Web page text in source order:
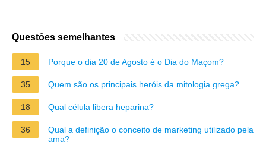
Questões semelhantes
15 Porque o dia 20 de Agosto é o Dia do Maçom?
35 Quem são os principais heróis da mitologia grega?
18 Qual célula libera heparina?
36
Qual a definição o conceito de marketing utilizado pela
ama?